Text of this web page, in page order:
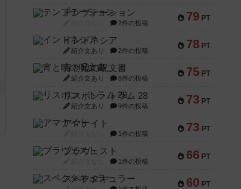
79 PT
テンプテーション
2件の投稿
78 PT
インドネシア
紹介文あり 2件の投稿
75 PT
宵と暁の呪文書
紹介文あり 8件の投稿
73 PT
リスボン・トラム 28
紹介文あり 9件の投稿
73 PT
アマナイト
1件の投稿
66 PT
ブラヴェスト
1件の投稿
60 PT
スペクタキュラー